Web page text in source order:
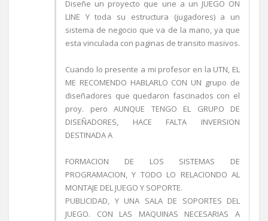
Diseñe un proyecto que une a un JUEGO ON
LINE Y toda su estructura (jugadores) a un
sistema de negocio que va de la mano, ya que
esta vinculada con paginas de transito masivos.
Cuando lo presente a mi profesor en la UTN, EL
ME RECOMENDO HABLARLO CON UN grupo de
diseñadores que quedaron fascinados con el
proy. pero AUNQUE TENGO EL GRUPO DE
DISEÑADORES, HACE FALTA INVERSION
DESTINADA A
FORMACION DE LOS SISTEMAS DE
PROGRAMACION, Y TODO LO RELACIONDO AL
MONTAJE DEL JUEGO Y SOPORTE.
PUBLICIDAD, Y UNA SALA DE SOPORTES DEL
JUEGO. CON LAS MAQUINAS NECESARIAS A